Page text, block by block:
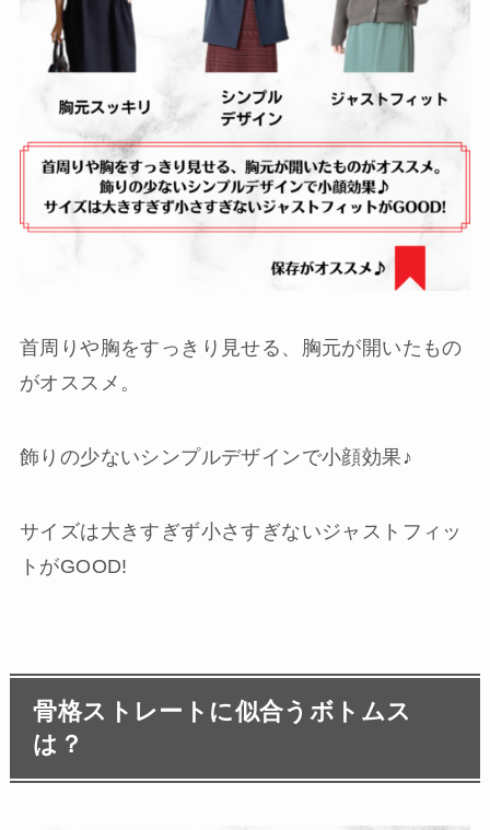
首周りや胸をすっきり見せる、胸元が開いたもの
がオススメ。
飾りの少ないシンプルデザインで小顔効果♪
サイズは大きすぎず小さすぎないジャストフィッ
トがGOOD!
骨格ストレートに似合うボトムス
は？